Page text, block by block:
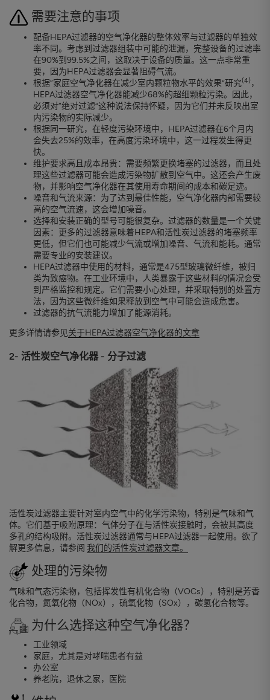
需要注意的事项
配备HEPA过滤器的空气净化器的整体效率与过滤器的单独效
率不同。考虑到过滤器组装中可能的泄漏，完整设备的过滤率
在90%到99.5%之间，这取决于设备的质量。这一点非常重
要，因为HEPA过滤器会显著阻碍气流。
根据“家庭空气净化器在减少室内颗粒物水平的效果”研究(4) ，
HEPA过滤器空气净化器能减少68%的超细颗粒污染。因此，
必须对“绝对过滤”这种说法保持怀疑，因为它们并未反映出室
内污染物的实际减少。
根据同一研究，在轻度污染环境中，HEPA过滤器在6个月内
会失去25%的效率，在高度污染环境中，这一过程发生得更
快。
维护要求高且成本昂贵：需要频繁更换堵塞的过滤器，而且处
理这些过滤器可能会造成污染物扩散到空气中。这还会产生废
物，并影响空气净化器在其使用寿命期间的成本和碳足迹。
噪音和气流来源：为了达到最佳性能，空气净化器内部需要较
高的空气流速，这会增加噪音。
选择和安装正确的型号可能很复杂。过滤器的数量是一个关键
因素：更多的过滤器意味着HEPA和活性炭过滤器的堵塞频率
更低，但它们也可能减少气流或增加噪音、气流和能耗。通常
需要专业的安装建议。
HEPA过滤器中使用的材料，通常是475型玻璃微纤维，被归
类为致癌物。在工业环境中，人类暴露于这些材料的情况会受
到严格监控和规定。它们需要小心处理，并采取特别的处置方
法，因为这些微纤维如果释放到空气中可能会造成危害。
过滤器的抗气流能力增加了能源消耗。
更多详情请参见关于HEPA过滤器空气净化器的文章
2- 活性炭空气净化器 - 分子过滤
活性炭过滤器主要针对室内空气中的化学污染物，特别是气味和气
体。它们基于吸附原理：气体分子在与活性炭接触时，会被其高度
多孔的结构吸附。活性炭过滤器通常与HEPA过滤器一起使用。欲了
解更多信息，请参阅 我们的活性炭过滤器文章。
处理的污染物
气味和气态污染物，包括挥发性有机化合物（VOCs），特别是芳香
化合物，氮氧化物（NOx），硫氧化物（SOx），碳氢化合物等。
为什么选择这种空气净化器？
工业领域
家庭，尤其是对哮喘患者有益
办公室
养老院，退休之家，医院